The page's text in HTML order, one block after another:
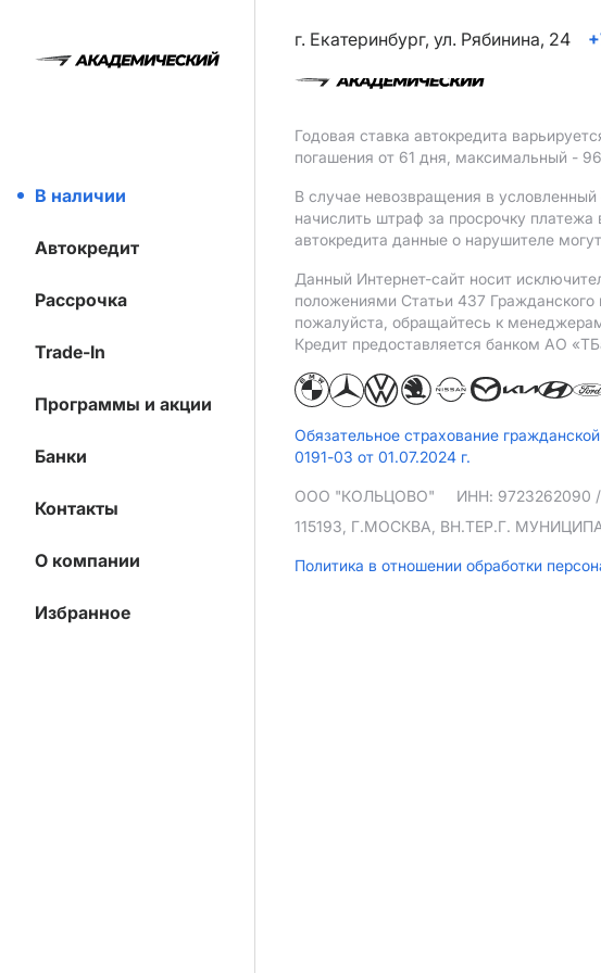
В наличии
Автокредит
Рассрочка
Trade-In
Программы и акции
Банки
Контакты
О компании
Избранное
г. Екатеринбург, ул. Рябинина, 24
Годовая ставка автокредита
погашения от 61 дня, максимальный -
В случае невозвращения в
начислить штраф за просрочку
автокредита данные о нарушителе
Данный Интернет-сайт носит
положениями Статьи 437 Гражданского
пожалуйста, обращайтесь к
Кредит предоставляется банком АO
Обязательное страхование
0191-03 от 01.07.2024 г.
ООО "КОЛЬЦОВО" ИНН: 9723262090
115193, Г.МОСКВА, ВН.ТЕР.Г.
Политика в отношении обработки